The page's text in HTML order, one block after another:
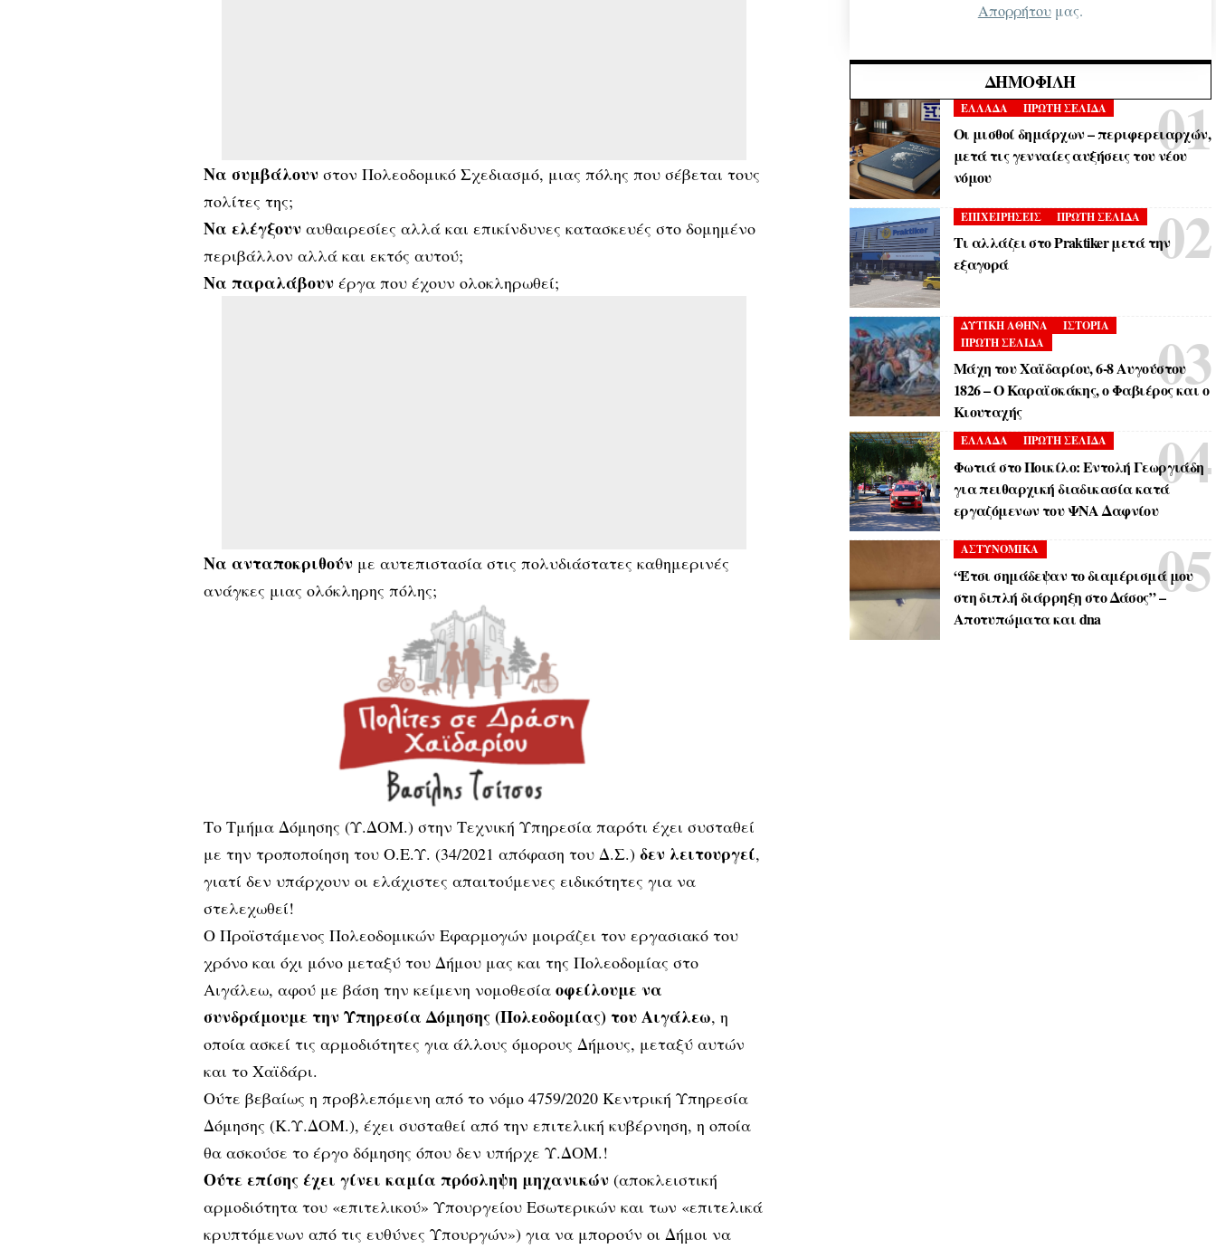
Να συμβάλουνστον Πολεοδομικό Σχεδιασμό, μιας πόλης που σέβεται τους
πολίτες της;
Να ελέγξουναυθαιρεσίες αλλά και επικίνδυνες κατασκευές στο δομημένο
περιβάλλον αλλά και εκτός αυτού;
Να παραλάβουνέργα που έχουν ολοκληρωθεί;
Να ανταποκριθούνμε αυτεπιστασία στις πολυδιάστατες καθημερινές
ανάγκες μιας ολόκληρης πόλης;
Το Τμήμα Δόμησης (Υ.ΔΟΜ.) στην Τεχνική Υπηρεσία παρότι έχει συσταθεί
με την τροποποίηση του Ο.Ε.Υ. (34/2021 απόφαση του Δ.Σ.) δεν λειτουργεί,
γιατί δεν υπάρχουν οι ελάχιστες απαιτούμενες ειδικότητες για να
στελεχωθεί!
Ο Προϊστάμενος Πολεοδομικών Εφαρμογών μοιράζει τον εργασιακό του
χρόνο και όχι μόνο μεταξύ του Δήμου μας και της Πολεοδομίας στο
Αιγάλεω, αφού με βάση την κείμενη νομοθεσία οφείλουμε να
συνδράμουμε την Υπηρεσία Δόμησης (Πολεοδομίας) του Αιγάλεω, η
οποία ασκεί τις αρμοδιότητες για άλλους όμορους Δήμους, μεταξύ αυτών
και το Χαϊδάρι.
Ούτε βεβαίως η προβλεπόμενη από το νόμο 4759/2020 Κεντρική Υπηρεσία
Δόμησης (Κ.Υ.ΔΟΜ.), έχει συσταθεί από την επιτελική κυβέρνηση, η οποία
θα ασκούσε το έργο δόμησης όπου δεν υπήρχε Υ.ΔΟΜ.!
Ούτε επίσης έχει γίνει καμία πρόσληψη μηχανικών(αποκλειστική
αρμοδιότητα του «επιτελικού» Υπουργείου Εσωτερικών και των «επιτελικά
κρυπτόμενων από τις ευθύνες Υπουργών») για να μπορούν οι Δήμοι να
Απορρήτουμας.
ΔΗΜΟΦΙΛΉ
ΕΛΛΑΔΑ ΠΡΩΤΗ ΣΕΛΙΔΑ
Οι μισθοί δημάρχων – περιφερειαρχών,
μετά τις γενναίες αυξήσεις του νέου
νόμου
ΕΠΙΧΕΙΡΗΣΕΙΣ ΠΡΩΤΗ ΣΕΛΙΔΑ
Τι αλλάζει στο Praktiker μετά την
εξαγορά
ΔΥΤΙΚΗ ΑΘΗΝΑ
ΙΣΤΟΡΙΑ
ΠΡΩΤΗ ΣΕΛΙΔΑ
Μάχη του Χαϊδαρίου, 6-8 Αυγούστου
1826 – Ο Καραϊσκάκης, ο Φαβιέρος και ο
Κιουταχής
ΕΛΛΑΔΑ ΠΡΩΤΗ ΣΕΛΙΔΑ
Φωτιά στο Ποικίλο: Εντολή Γεωργιάδη
για πειθαρχική διαδικασία κατά
εργαζόμενων του ΨΝΑ Δαφνίου
ΑΣΤΥΝΟΜΙΚΑ
“Έτσι σημάδεψαν το διαμέρισμά μου
στη διπλή διάρρηξη στο Δάσος” –
Αποτυπώματα και dna